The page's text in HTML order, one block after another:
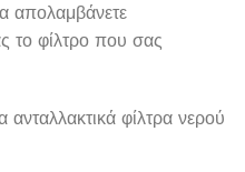
απολαμβάνετε
το φίλτρο που σας
ανταλλακτικά φίλτρα νερού